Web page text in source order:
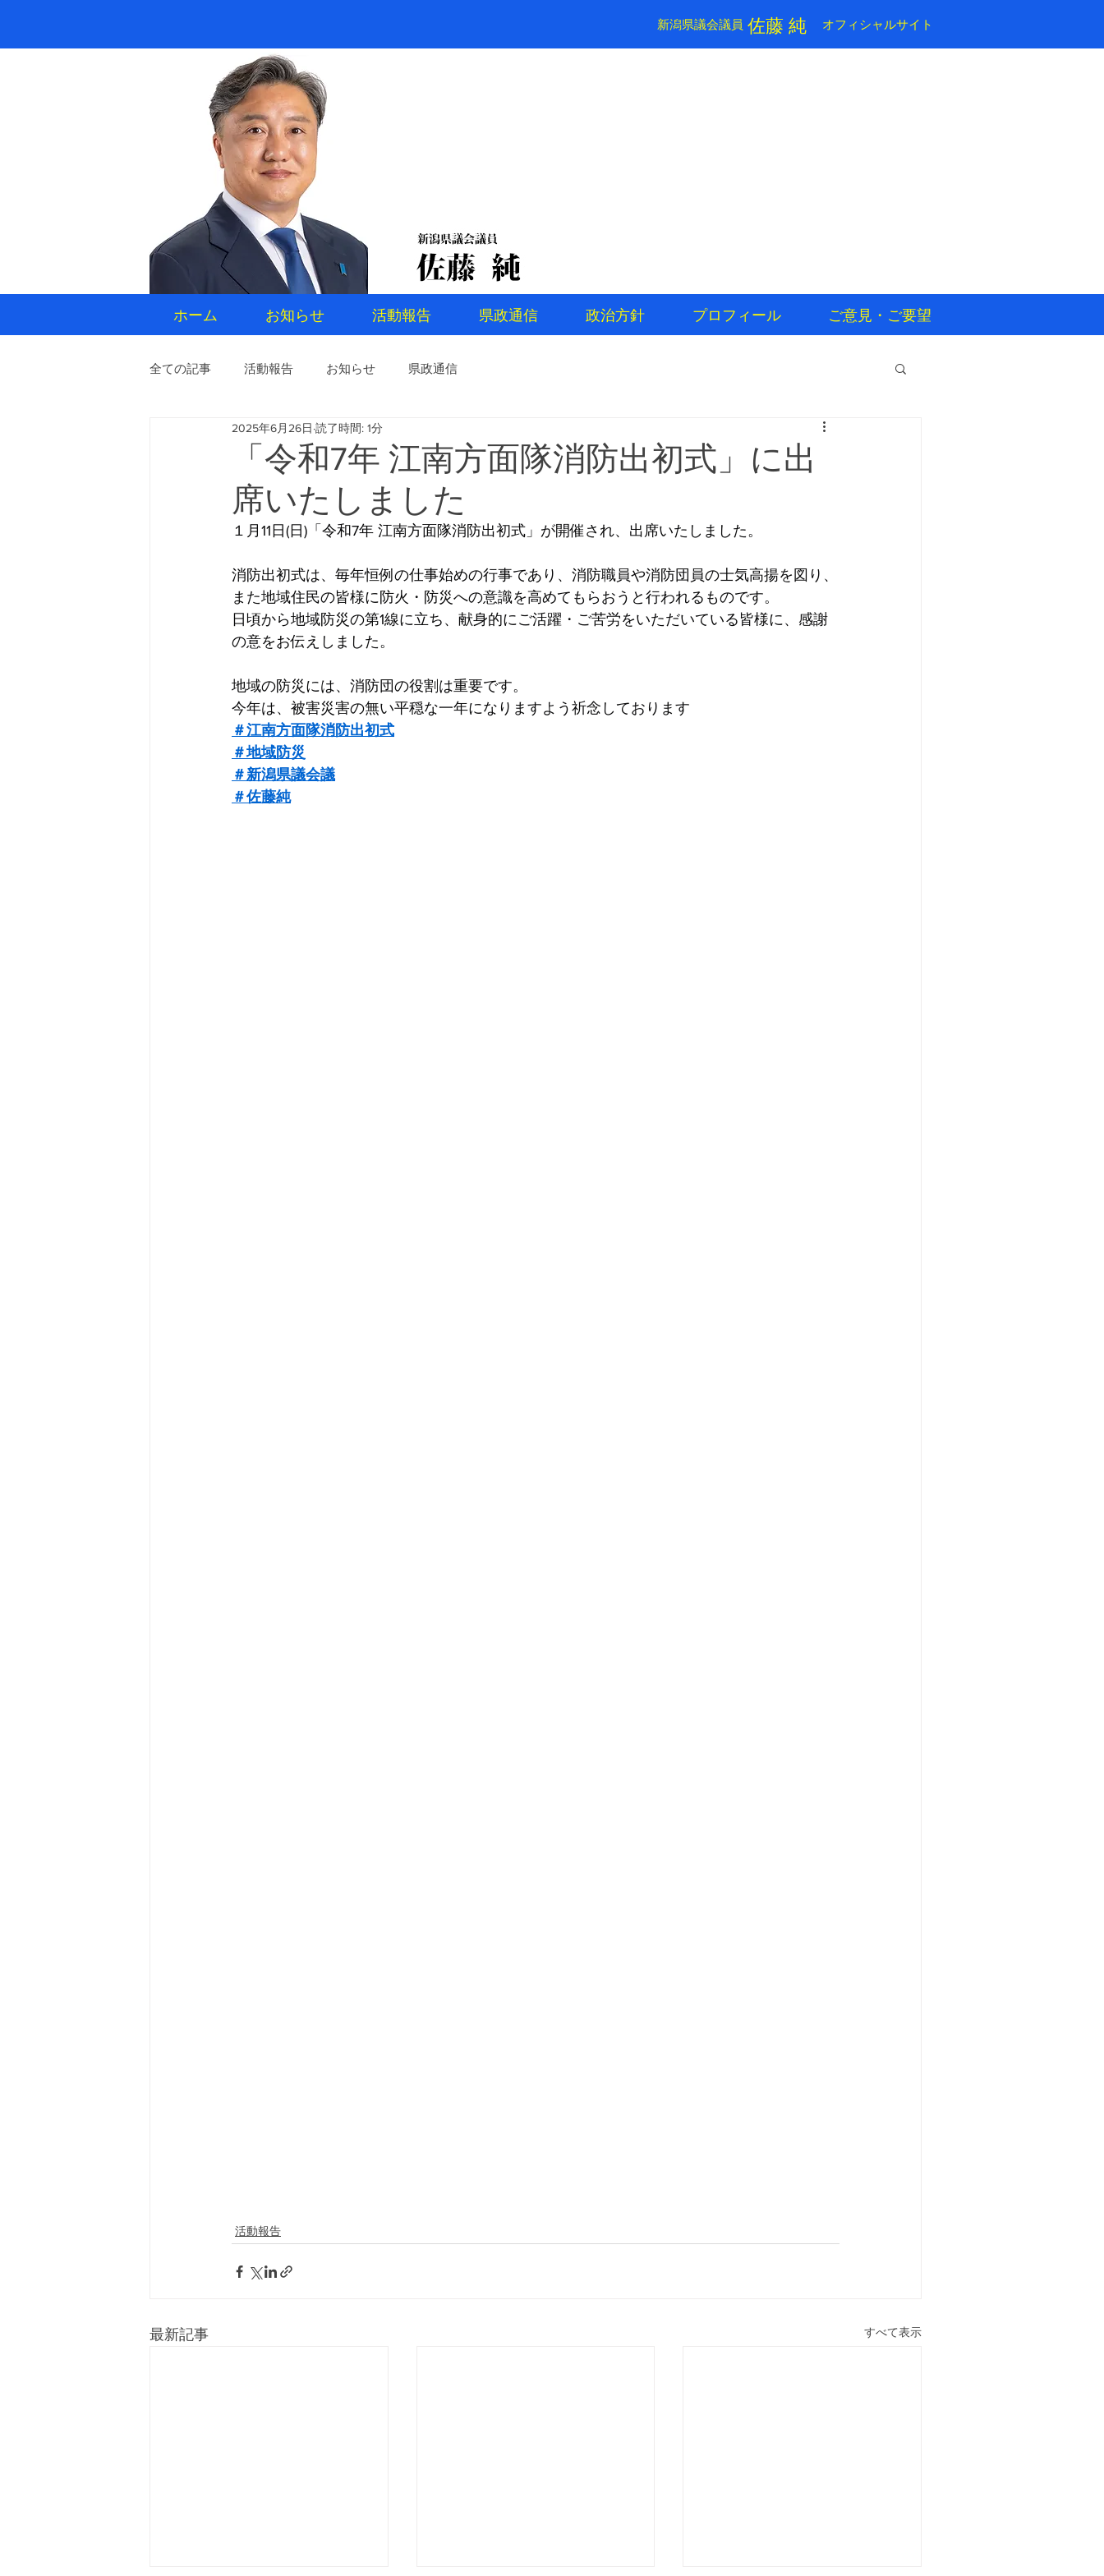
新潟県議会議員 ​佐藤 純 ​オフィシャルサイト
ホーム お知らせ 活動報告 県政通信 政治方針 プロフィール ご意見・ご要望
全ての記事 活動報告 お知らせ 県政通信
「令和7年 江南方面隊消防出初式」に出
席いたしました
2025年6月26日 読了時間: 1分
１月11日(日)「令和7年 江南方面隊消防出初式」が開催され、出席いたしました。
消防出初式は、毎年恒例の仕事始めの行事であり、消防職員や消防団員の士気高揚を図り、
また地域住民の皆様に防火・防災への意識を高めてもらおうと行われるものです。
日頃から地域防災の第1線に立ち、献身的にご活躍・ご苦労をいただいている皆様に、感謝
の意をお伝えしました。
地域の防災には、消防団の役割は重要です。
今年は、被害災害の無い平穏な一年になりますよう祈念しております
＃江南方面隊消防出初式
＃地域防災
＃新潟県議会議
＃佐藤純
活動報告
最新記事 すべて表示